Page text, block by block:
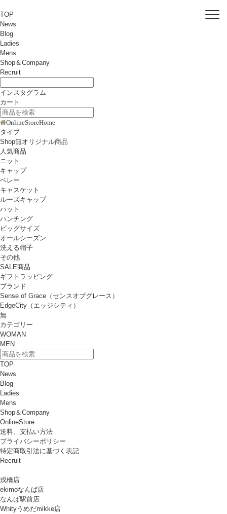
TOP
News
Blog
Ladies
Mens
Shop＆Company
Recruit
インスタグラム
カート
OnlineStoreHome
タイプ
Shop無オリジナル商品
人気商品
ニット
キャップ
ベレー
キャスケット
ルーズキャップ
ハット
ハンチング
ビッグサイズ
オールシーズン
洗える帽子
その他
SALE商品
ギフトラッピング
ブランド
Sense of Grace（センスオブグレース）
EdgeCity（エッジシティ）
無
カテゴリー
WOMAN
MEN
TOP
News
Blog
Ladies
Mens
Shop＆Company
OnlineStore
送料、支払い方法
プライバシーポリシー
特定商取引法に基づく表記
Recruit
戎橋店
ekimoなんば店
なんば駅前店
Whityうめだmikke店